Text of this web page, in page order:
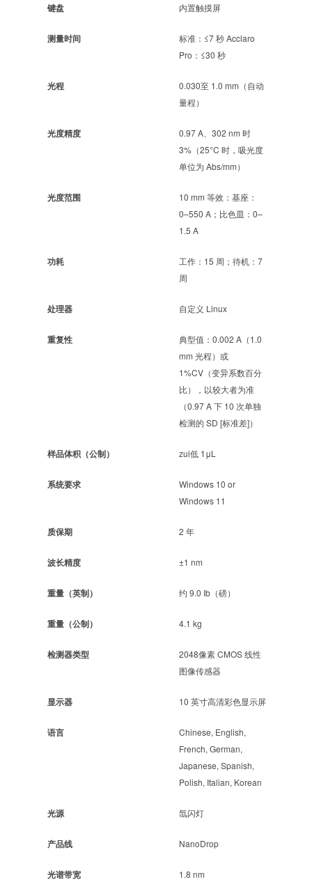
键盘 内置触摸屏
测量时间
标准：≤7 秒 Acclaro
Pro：≤30 秒
光程
0.030至 1.0 mm（自动
量程）
光度精度
0.97 A、302 nm 时
3%（25°C 时，吸光度
单位为 Abs/mm）
光度范围
10 mm 等效：基座：
0–550 A；比色皿：0–
1.5 A
功耗
工作：15 周；待机：7
周
处理器 自定义 Linux
重复性
典型值：0.002 A（1.0
mm 光程）或
1%CV（变异系数百分
比），以较大者为准
（0.97 A 下 10 次单独
检测的 SD [标准差]）
样品体积（公制） zui低 1μL
系统要求
Windows 10 or
Windows 11
质保期 2 年
波长精度 ±1 nm
重量（英制） 约 9.0 Ib（磅）
重量（公制） 4.1 kg
检测器类型
2048像素 CMOS 线性
图像传感器
显示器 10 英寸高清彩色显示屏
语言
Chinese, English,
French, German,
Japanese, Spanish,
Polish, Italian, Korean
光源 氙闪灯
产品线 NanoDrop
光谱带宽 1.8 nm